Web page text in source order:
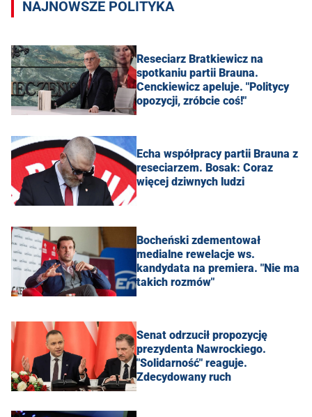
NAJNOWSZE POLITYKA
Reseciarz Bratkiewicz na
spotkaniu partii Brauna.
Cenckiewicz apeluje. "Politycy
opozycji, zróbcie coś!"
Echa współpracy partii Brauna z
reseciarzem. Bosak: Coraz
więcej dziwnych ludzi
Bocheński zdementował
medialne rewelacje ws.
kandydata na premiera. "Nie ma
takich rozmów"
Senat odrzucił propozycję
prezydenta Nawrockiego.
"Solidarność" reaguje.
Zdecydowany ruch